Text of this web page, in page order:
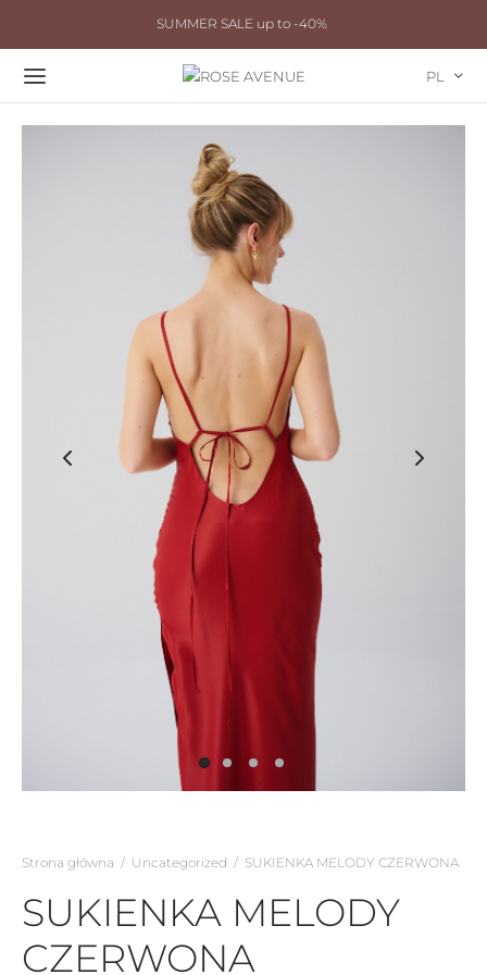
SUMMER SALE up to -40%
PL
Strona główna / Uncategorized / SUKIENKA MELODY CZERWONA
SUKIENKA MELODY
CZERWONA